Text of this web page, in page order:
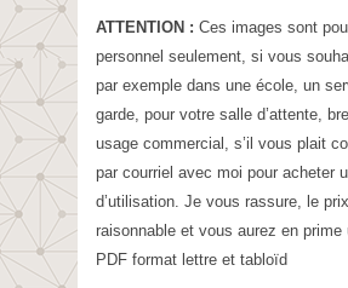
ATTENTION : Ces images sont
personnel seulement, si vous
par exemple dans une école, un
garde, pour votre salle d’attente,
usage commercial, s’il vous plait
par courriel avec moi pour acheter
d’utilisation. Je vous rassure, le
raisonnable et vous aurez en prime
PDF format lettre et tabloïd